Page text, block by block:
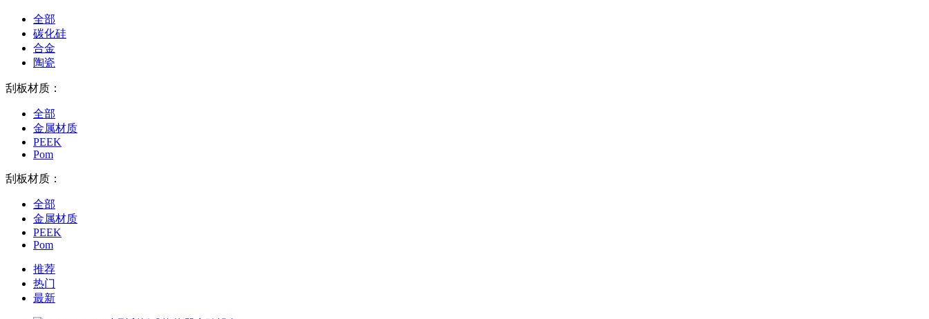
全部
碳化硅
合金
陶瓷
刮板材质：
全部
金属材质
PEEK
Pom
刮板材质：
全部
金属材质
PEEK
Pom
推荐
热门
最新